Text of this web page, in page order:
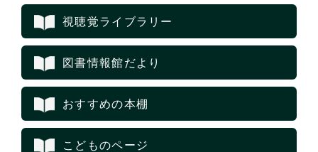
視聴覚ライブラリー
図書情報館だより
おすすめの本棚
こどものページ